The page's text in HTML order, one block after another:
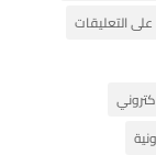
على التعليقات